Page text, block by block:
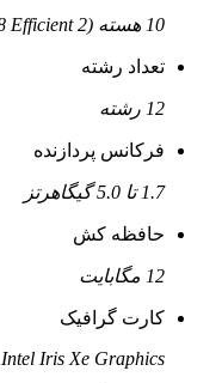
10 هسته (2 Performance + 8 Efficient)
تعداد رشته
12 رشته
فرکانس پردازنده
1.7 تا 5.0 گیگاهرتز
حافظه کش
12 مگابایت
کارت گرافیک
Intel Iris Xe Graphics